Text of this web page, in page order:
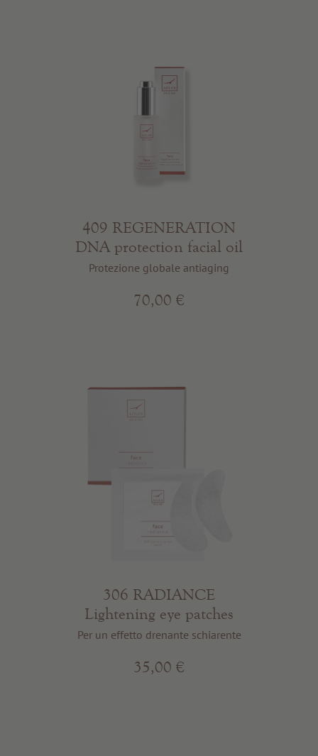
409 REGENERATION
DNA protection facial oil
Protezione globale antiaging
70,00 €
306 RADIANCE
Lightening eye patches
Per un effetto drenante schiarente
35,00 €